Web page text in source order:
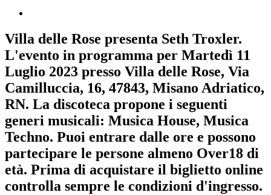
Villa delle Rose presenta Seth Troxler.
L'evento in programma per Martedì 11
Luglio 2023 presso Villa delle Rose, Via
Camilluccia, 16, 47843, Misano Adriatico,
RN. La discoteca propone i seguenti
generi musicali: Musica House, Musica
Techno. Puoi entrare dalle ore e possono
partecipare le persone almeno Over18 di
età. Prima di acquistare il biglietto online
controlla sempre le condizioni d'ingresso.